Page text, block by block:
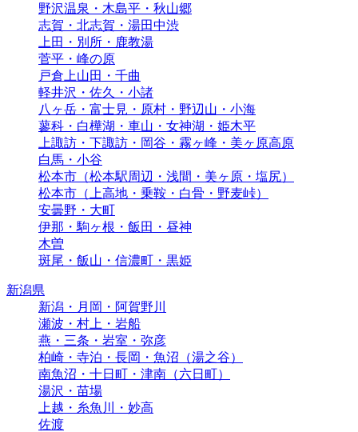
野沢温泉・木島平・秋山郷
志賀・北志賀・湯田中渋
上田・別所・鹿教湯
菅平・峰の原
戸倉上山田・千曲
軽井沢・佐久・小諸
八ヶ岳・富士見・原村・野辺山・小海
蓼科・白樺湖・車山・女神湖・姫木平
上諏訪・下諏訪・岡谷・霧ヶ峰・美ヶ原高原
白馬・小谷
松本市（松本駅周辺・浅間・美ヶ原・塩尻）
松本市（上高地・乗鞍・白骨・野麦峠）
安曇野・大町
伊那・駒ヶ根・飯田・昼神
木曽
斑尾・飯山・信濃町・黒姫
新潟県
新潟・月岡・阿賀野川
瀬波・村上・岩船
燕・三条・岩室・弥彦
柏崎・寺泊・長岡・魚沼（湯之谷）
南魚沼・十日町・津南（六日町）
湯沢・苗場
上越・糸魚川・妙高
佐渡